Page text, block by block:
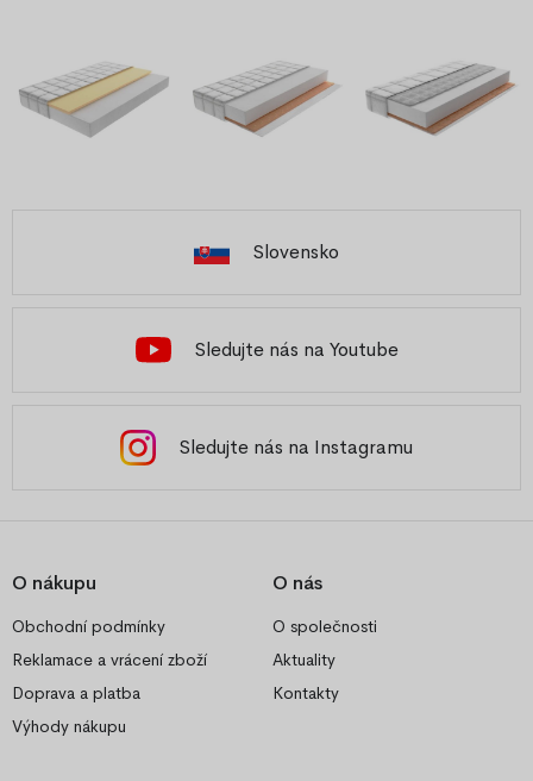
Slovensko
Sledujte nás na Youtube
Sledujte nás na Instagramu
O nákupu
Obchodní podmínky
Reklamace a vrácení zboží
Doprava a platba
Výhody nákupu
O nás
O společnosti
Aktuality
Kontakty